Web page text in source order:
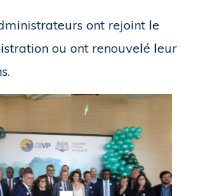
ont rejoint le
ou ont renouvelé leur